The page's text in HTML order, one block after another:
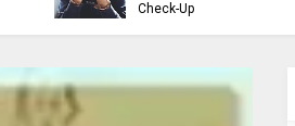
Check-Up